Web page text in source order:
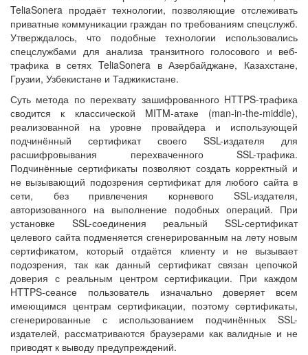
TeliaSonera продаёт технологии, позволяющие отслеживать
приватные коммуникации граждан по требованиям спецслужб.
Утверждалось, что подобные технологии использовались
спецслужбами для анализа транзитного голосового и веб-
трафика в сетях TeliaSonera в Азербайджане, Казахстане,
Грузии, Узбекистане и Таджикистане.
Суть метода по перехвату зашифрованного HTTPS-трафика
сводится к классической MITM-атаке (man-in-the-middle),
реализованной на уровне провайдера и использующей
подчинённый сертификат своего SSL-издателя для
расшифровывания перехваченного SSL-трафика.
Подчинённые сертификаты позволяют создать корректный и
не вызывающий подозрения сертификат для любого сайта в
сети, без привлечения корневого SSL-издателя,
авторизованного на выполнение подобных операций. При
установке SSL-соединения реальный SSL-сертификат
целевого сайта подменяется сгенерированным на лету новым
сертификатом, который отдаётся клиенту и не вызывает
подозрения, так как данный сертификат связан цепочкой
доверия с реальным центром сертификации. При каждом
HTTPS-сеансе пользователь изначально доверяет всем
имеющимся центрам сертификации, поэтому сертификаты,
сгенерированные с использованием подчинённых SSL-
издателей, рассматриваются браузерами как валидные и не
приводят к выводу предупреждений.